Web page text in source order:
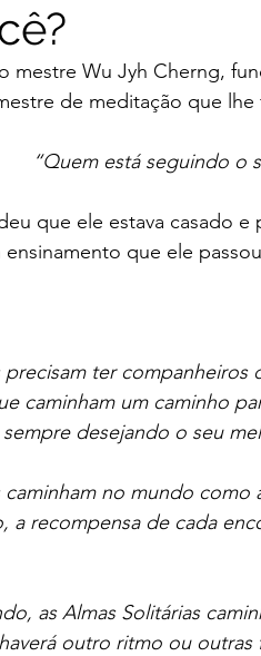
mestre Wu Jyh Cherng,
de meditação que lhe
“Quem está seguindo o
que ele estava casado
ensinamento que ele
precisam ter
caminham um caminho
sempre desejando o seu
no mundo como
a recompensa de cada
as Almas Solitárias
outro ritmo ou